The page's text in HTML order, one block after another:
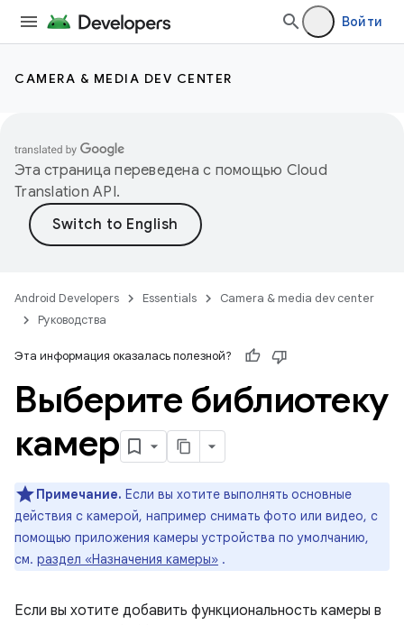
Войти
CAMERA & MEDIA DEV CENTER
Эта страница переведена с помощью Cloud
Translation API.
Android Developers Essentials
Camera & media dev center
Руководства
Эта информация оказалась полезной?
Выберите библиотеку
камер
Примечание. Если вы хотите выполнять основные
действия с камерой, например снимать фото или видео, с
помощью приложения камеры устройства по умолчанию,
см. раздел «Назначения камеры» .
Если вы хотите добавить функциональность камеры в